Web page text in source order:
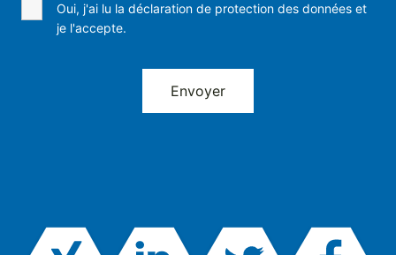
Oui, j'ai lu la déclaration de protection des données et
je l'accepte.